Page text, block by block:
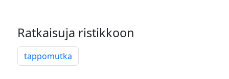
Ratkaisuja ristikkoon
tappomutka